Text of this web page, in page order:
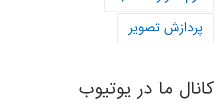
پردازش تصویر
کانال ما در یوتیوب